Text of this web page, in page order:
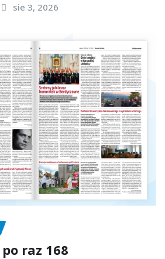
sie 3, 2026
raz 168